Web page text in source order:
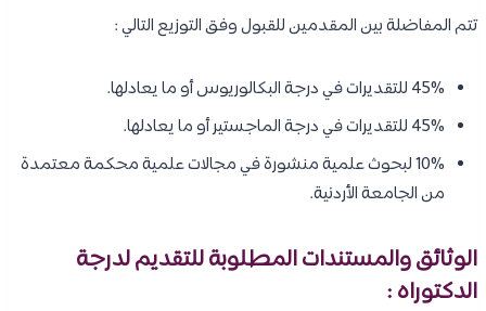
تتم المفاضلة بين المقدمين للقبول وفق التوزيع التالي :
45% للتقديرات في درجة البكالوريوس أو ما يعادلها.
45% للتقديرات في درجة الماجستير أو ما يعادلها.
10% لبحوث علمية منشورة في مجالات علمية محكمة معتمدة
من الجامعة الأردنية.
الوثائق والمستندات المطلوبة للتقديم لدرجة
الدكتوراه :